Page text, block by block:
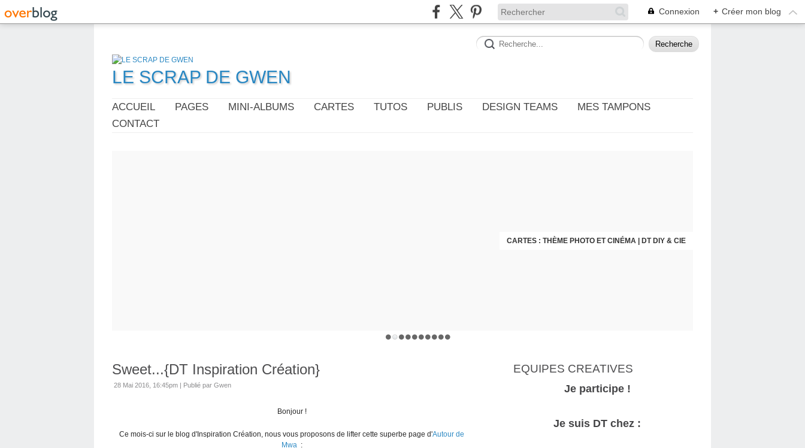
Connexion + Créer mon blog
LE SCRAP DE GWEN
ACCUEIL PAGES MINI-ALBUMS CARTES TUTOS PUBLIS DESIGN TEAMS
MES TAMPONS
CONTACT
CARTES : THÈME PHOTO ET CINÉMA | DT DIY & CIE
Sweet...{DT Inspiration Création}
28 Mai 2016, 16:45pm | Publié par Gwen
Bonjour !
Ce mois-ci sur le blog d'Inspiration Création, nous vous proposons de lifter cette superbe page d'Autour de
Mwa:
EQUIPES CREATIVES
Je participe !
Je suis DT chez :